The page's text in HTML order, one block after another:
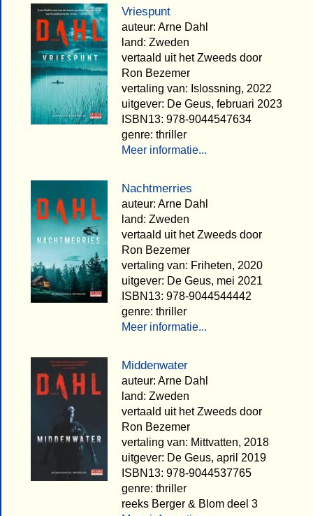
Vriespunt
auteur: Arne Dahl
land: Zweden
vertaald uit het Zweeds door
Ron Bezemer
vertaling van: Islossning, 2022
uitgever: De Geus, februari 2023
ISBN13: 978-9044547634
genre: thriller
Meer informatie...
Nachtmerries
auteur: Arne Dahl
land: Zweden
vertaald uit het Zweeds door
Ron Bezemer
vertaling van: Friheten, 2020
uitgever: De Geus, mei 2021
ISBN13: 978-9044544442
genre: thriller
Meer informatie...
Middenwater
auteur: Arne Dahl
land: Zweden
vertaald uit het Zweeds door
Ron Bezemer
vertaling van: Mittvatten, 2018
uitgever: De Geus, april 2019
ISBN13: 978-9044537765
genre: thriller
reeks Berger & Blom deel 3